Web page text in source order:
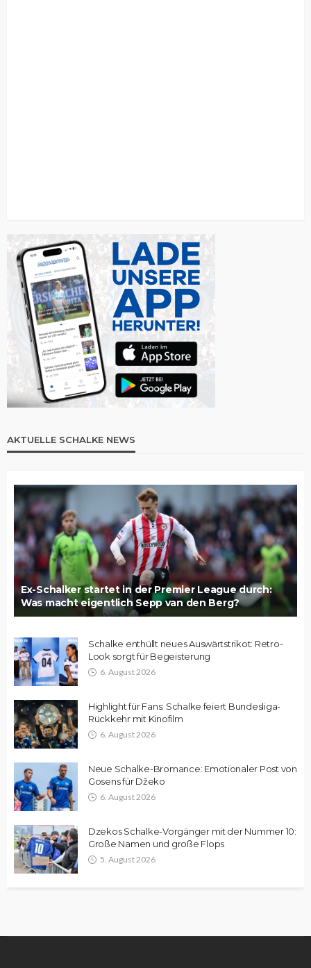
AKTUELLE SCHALKE NEWS
Ex-Schalker startet in der Premier League durch:
Was macht eigentlich Sepp van den Berg?
Schalke enthüllt neues Auswärtstrikot: Retro-
Look sorgt für Begeisterung
6. August 2026
Highlight für Fans: Schalke feiert Bundesliga-
Rückkehr mit Kinofilm
6. August 2026
Neue Schalke-Bromance: Emotionaler Post von
Gosens für Džeko
6. August 2026
Dzekos Schalke-Vorgänger mit der Nummer 10:
Große Namen und große Flops
5. August 2026